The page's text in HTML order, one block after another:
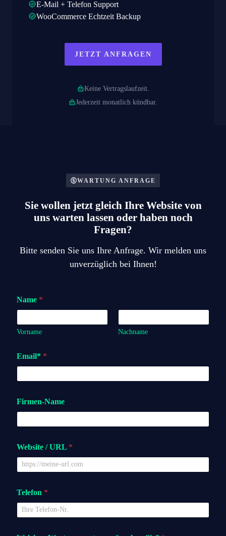
E-Mail + Telefon Support
WooCommerce Echtzeit Backup
JETZT ANFRAGEN
Keine Vertragslaufzeit.
Jederzeit monatlich kündbar.
WARTUNG ANFRAGE
Sie wollen jetzt gleich Ihre Website von
uns warten lassen oder haben noch
Fragen?
Bitte senden Sie uns Ihre Anfrage. Wir melden uns
unverzüglich bei Ihnen!
Name *
Vorname Nachname
Email* *
Firmen-Name
Website / URL *
Telefon *